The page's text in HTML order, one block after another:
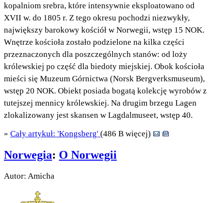
kopalniom srebra, które intensywnie eksploatowano od
XVII w. do 1805 r. Z tego okresu pochodzi niezwykły,
największy barokowy kościół w Norwegii, wstęp 15 NOK.
Wnętrze kościoła zostało podzielone na kilka części
przeznaczonych dla poszczególnych stanów: od loży
królewskiej po część dla biedoty miejskiej. Obok kościoła
mieści się Muzeum Górnictwa (Norsk Bergverksmuseum),
wstęp 20 NOK. Obiekt posiada bogatą kolekcję wyrobów z
tutejszej mennicy królewskiej. Na drugim brzegu Lagen
zlokalizowany jest skansen w Lagdalmuseet, wstęp 40.
» Cały artykuł: 'Kongsberg' (486 B więcej)
Norwegia: O Norwegii
Autor: Amicha